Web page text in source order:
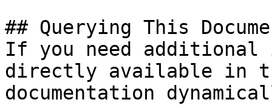
## Querying This
If you need
directly available in
documentation